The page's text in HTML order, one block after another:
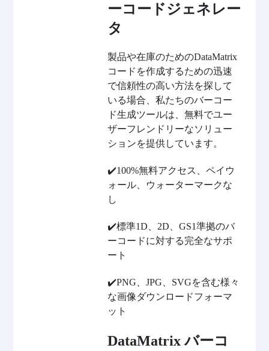
ーコードジェネレー
タ
製品や在庫のためのDataMatrix
コードを作成するための迅速
で信頼性の高い方法を探して
いる場合、私たちのバーコー
ド生成ツールは、無料でユー
ザーフレンドリーなソリュー
ションを提供しています。
✔️100%無料アクセス、ペイウ
ォール、ウォーターマークな
し
✔️標準1D、2D、GS1準拠のバ
ーコードに対する完全なサポ
ート
✔️PNG、JPG、SVGを含む様々
な画像ダウンロードフォーマ
ット
DataMatrix バーコ